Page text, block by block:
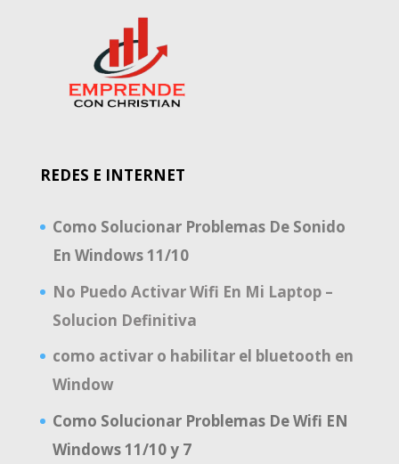
REDES E INTERNET
Como Solucionar Problemas De Sonido
En Windows 11/10
No Puedo Activar Wifi En Mi Laptop –
Solucion Definitiva
como activar o habilitar el bluetooth en
Window
Como Solucionar Problemas De Wifi EN
Windows 11/10 y 7